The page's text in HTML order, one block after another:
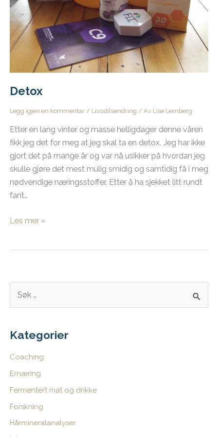
Detox
Legg igjen en kommentar / Livsstilsendring / Av Lise Lemberg
Etter en lang vinter og masse helligdager denne våren
fikk jeg det for meg at jeg skal ta en detox. Jeg har ikke
gjort det på mange år og var nå usikker på hvordan jeg
skulle gjøre det mest mulig smidig og samtidig få i meg
nødvendige næringsstoffer. Etter å ha sjekket litt rundt
fant…
Detox
Les mer »
e
t
e
r
:
Kategorier
Coaching
Ernæring
Fermentert mat og drikke
Forskning
Hårmineralanalyser